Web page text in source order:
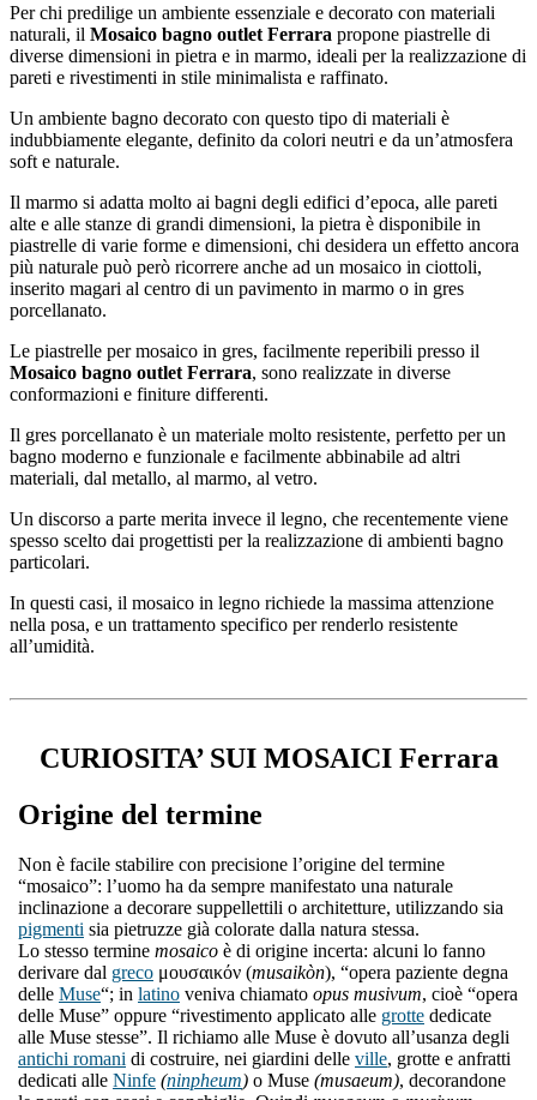
Per chi predilige un ambiente essenziale e decorato con materiali
naturali, il Mosaico bagno outlet Ferrara propone piastrelle di
diverse dimensioni in pietra e in marmo, ideali per la realizzazione di
pareti e rivestimenti in stile minimalista e raffinato.
Un ambiente bagno decorato con questo tipo di materiali è
indubbiamente elegante, definito da colori neutri e da un’atmosfera
soft e naturale.
Il marmo si adatta molto ai bagni degli edifici d’epoca, alle pareti
alte e alle stanze di grandi dimensioni, la pietra è disponibile in
piastrelle di varie forme e dimensioni, chi desidera un effetto ancora
più naturale può però ricorrere anche ad un mosaico in ciottoli,
inserito magari al centro di un pavimento in marmo o in gres
porcellanato.
Le piastrelle per mosaico in gres, facilmente reperibili presso il
Mosaico bagno outlet Ferrara, sono realizzate in diverse
conformazioni e finiture differenti.
Il gres porcellanato è un materiale molto resistente, perfetto per un
bagno moderno e funzionale e facilmente abbinabile ad altri
materiali, dal metallo, al marmo, al vetro.
Un discorso a parte merita invece il legno, che recentemente viene
spesso scelto dai progettisti per la realizzazione di ambienti bagno
particolari.
In questi casi, il mosaico in legno richiede la massima attenzione
nella posa, e un trattamento specifico per renderlo resistente
all’umidità.
CURIOSITA’ SUI MOSAICI Ferrara
Origine del termine
Non è facile stabilire con precisione l’origine del termine
“mosaico”: l’uomo ha da sempre manifestato una naturale
inclinazione a decorare suppellettili o architetture, utilizzando sia
pigmenti sia pietruzze già colorate dalla natura stessa.
Lo stesso termine mosaico è di origine incerta: alcuni lo fanno
derivare dal greco μουσαικόν (musaikòn), “opera paziente degna
delle Muse“; in latino veniva chiamato opus musivum, cioè “opera
delle Muse” oppure “rivestimento applicato alle grotte dedicate
alle Muse stesse”. Il richiamo alle Muse è dovuto all’usanza degli
antichi romani di costruire, nei giardini delle ville, grotte e anfratti
dedicati alle Ninfe (ninpheum) o Muse (musaeum), decorandone